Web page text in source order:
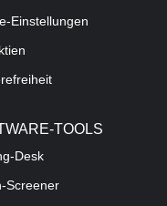
Einstellungen
TOOLS
Desk
Screener